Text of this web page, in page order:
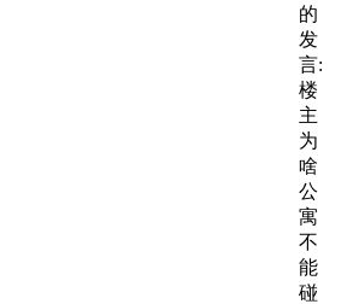
的
发
言:
楼
主
为
啥
公
寓
不
能
碰